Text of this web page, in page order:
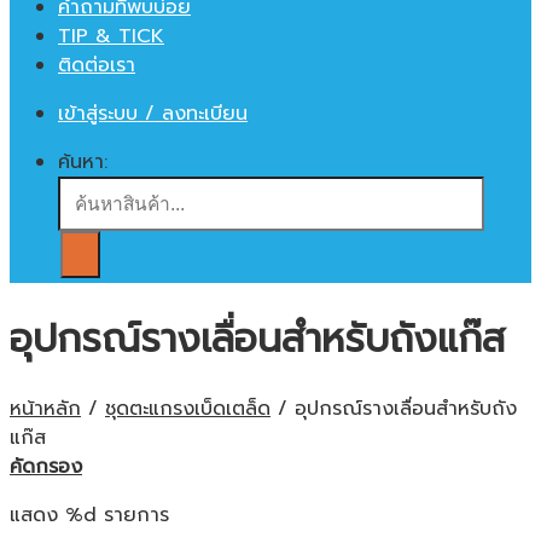
คำถามที่พบบ่อย
TIP & TICK
ติดต่อเรา
เข้าสู่ระบบ / ลงทะเบียน
ค้นหา:
อุปกรณ์รางเลื่อนสำหรับถังแก๊ส
หน้าหลัก / ชุดตะแกรงเบ็ดเตล็ด / อุปกรณ์รางเลื่อนสำหรับถัง
แก๊ส
คัดกรอง
แสดง %d รายการ